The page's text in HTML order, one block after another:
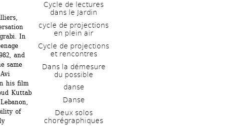
In
and
same
his film
Kuttab
of
Cycle de lectures
dans le Jardin
cycle de projections
en plein air
Cycle de projections
et rencontres
Dans la démesure
du possible
danse
Danse
Deux solos
chorégraphiques